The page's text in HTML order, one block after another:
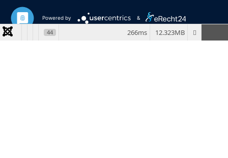
44 12.323MB
266ms
Powered by &